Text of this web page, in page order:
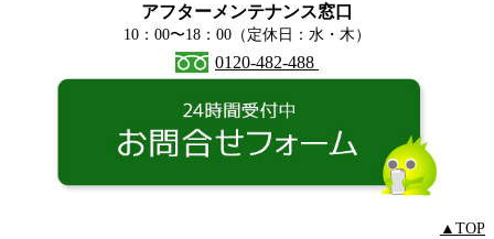
アフターメンテナンス窓口
10：00〜18：00（定休日：水・木）
0120-482-488
▲TOP